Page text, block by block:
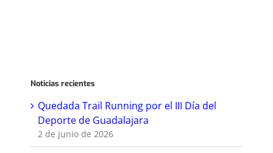
Noticias recientes
Quedada Trail Running por el III Día del
Deporte de Guadalajara
2 de junio de 2026